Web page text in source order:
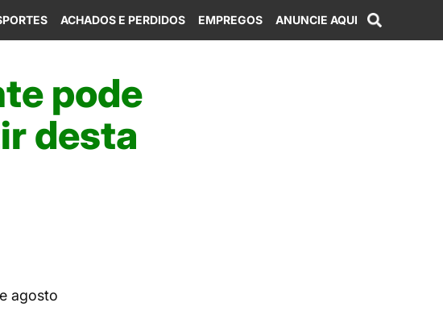
ACHADOS E PERDIDOS EMPREGOS ANUNCIE AQUI
pode
desta
agosto